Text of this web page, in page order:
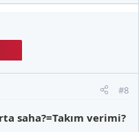
#8
saha?=Takım verimi?